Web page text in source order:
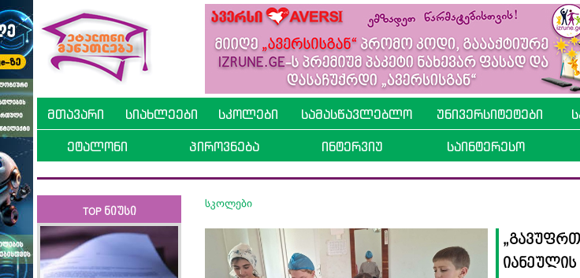
მთავარი სიახლეები სკოლები სამასწავლებლო უნივერსიტეტები
ეტალონი პიროვნება ინტერვიუ საინტერესო
TOP ნიუსი
სკოლები